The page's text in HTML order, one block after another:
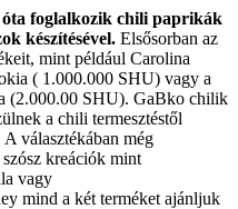
óta foglalkozik chili paprikák
készítésével. Elsősorban az
mint például Carolina
( 1.000.000 SHU) vagy a
(2.000.00 SHU). GaBko chilik
a chili termesztéstől
A választékában még
kreációk mint
vagy
mind a két terméket ajánljuk